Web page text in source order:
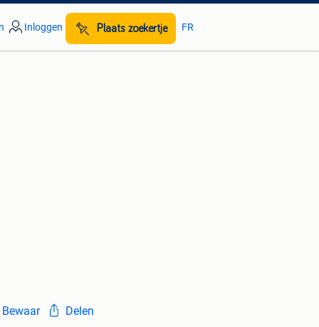
Inloggen Plaats zoekertje FR
Bewaar Delen